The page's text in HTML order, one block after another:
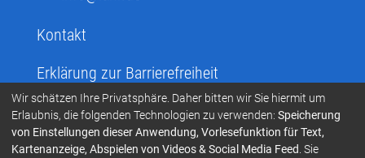
Kontakt
Erklärung zur Barrierefreiheit
Infos zur Barrierefreiheit
Infos in leichter Sprache
Wir schätzen Ihre Privatsphäre. Daher bitten wir Sie hiermit um
Erlaubnis, die folgenden Technologien zu verwenden: Speicherung
von Einstellungen dieser Anwendung, Vorlesefunktion für Text,
Kartenanzeige, Abspielen von Videos & Social Media Feed. Sie